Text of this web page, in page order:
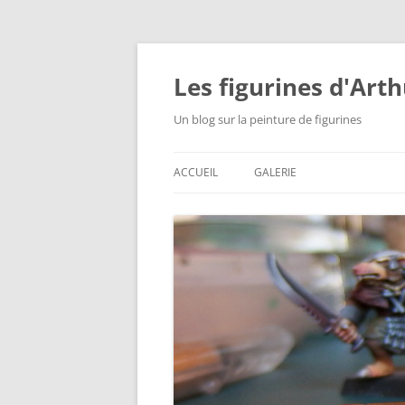
Aller
Les figurines
Un blog sur la peinture de figurines
ACCUEIL GALERIE